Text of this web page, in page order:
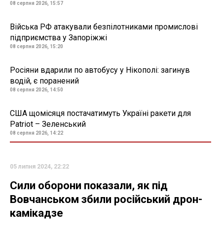
08 серпня 2026, 15:57
Війська РФ атакували безпілотниками промислові
підприємства у Запоріжжі
08 серпня 2026, 15:20
Росіяни вдарили по автобусу у Нікополі: загинув
водій, є поранений
08 серпня 2026, 14:50
США щомісяця постачатимуть Україні ракети для
Patriot – Зеленський
08 серпня 2026, 14:22
05 липня 2024, 22:22
Сили оборони показали, як під
Вовчанськом збили російський дрон-
камікадзе